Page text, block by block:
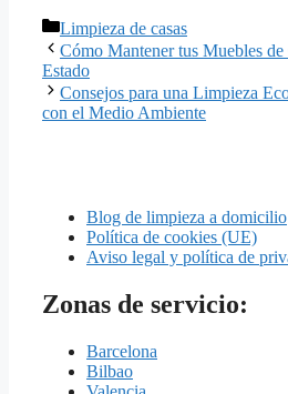
Categorías
Limpieza de casas
Cómo Mantener tus Muebles
Estado
Consejos para una Limpieza
con el Medio Ambiente
Blog de limpieza a domicilio
Política de cookies (UE)
Aviso legal y política de
Zonas de servicio:
Barcelona
Bilbao